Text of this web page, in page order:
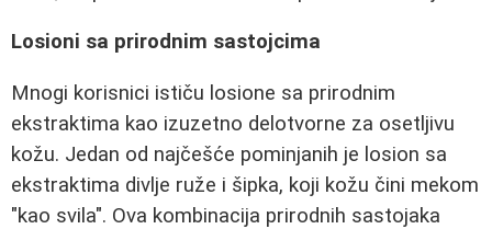
Losioni sa prirodnim sastojcima
Mnogi korisnici ističu losione sa prirodnim
ekstraktima kao izuzetno delotvorne za osetljivu
kožu. Jedan od najčešće pominjanih je losion sa
ekstraktima divlje ruže i šipka, koji kožu čini mekom
"kao svila". Ova kombinacija prirodnih sastojaka